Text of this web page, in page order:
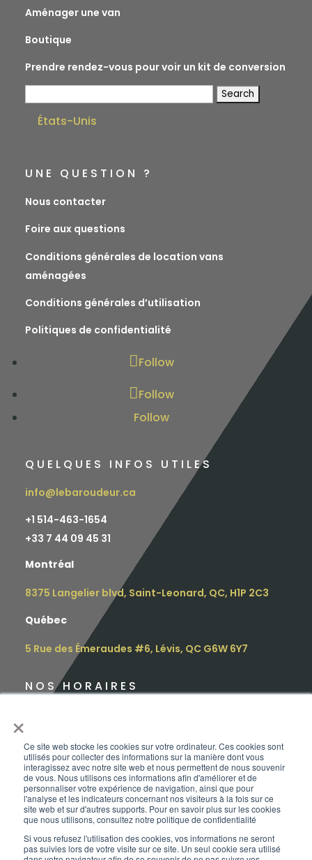
×
Ce site web stocke les cookies sur votre ordinateur. Ces cookies sont
utilisés pour collecter des informations sur la manière dont vous
interagissez avec notre site web et nous permettent de nous souvenir
de vous. Nous utilisons ces informations afin d'améliorer et de
personnaliser votre expérience de navigation, ainsi que pour
l'analyse et les indicateurs concernant nos visiteurs à la fois sur ce
site web et sur d'autres supports. Pour en savoir plus sur les cookies
que nous utilisons, consultez notre politique de confidentialité
Si vous refusez l'utilisation des cookies, vos informations ne seront
pas suivies lors de votre visite sur ce site. Un seul cookie sera utilisé
Aménager une van
Boutique
Prendre rendez-vous pour voir un kit de conversion
for:
États-Unis
UNE QUESTION ?
Nous contacter
Foire aux questions
Conditions générales de location vans
aménagées
Conditions générales d’utilisation
Politiques de confidentialité
Follow
Follow
Follow
QUELQUES INFOS UTILES
info@lebaroudeur.ca
+1 514-463-1654
+33 7 44 09 45 31
Montréal
8375 Langelier blvd, Saint-Leonard, QC, H1P 2C3
Québec
5 Rue des Émeraudes #6, Lévis, QC G6W 6Y7
NOS HORAIRES
Mardi : 9h – 16h30
Mercredi : 12h – 17h
Jeudi : 10h – 18h
Vendredi : 9h – 15h